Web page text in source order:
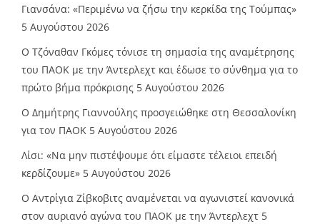
Γιανσάνα: «Περιμένω να ζήσω την κερκίδα της Τούμπας»
5 Αυγούστου 2026
Ο Τζόναθαν Γκόμες τόνισε τη σημασία της αναμέτρησης
του ΠΑΟΚ με την Άντερλεχτ και έδωσε το σύνθημα για το
πρώτο βήμα πρόκρισης 5 Αυγούστου 2026
Ο Δημήτρης Γιαννούλης προσγειώθηκε στη Θεσσαλονίκη
για τον ΠΑΟΚ 5 Αυγούστου 2026
Λίσι: «Να μην πιστέψουμε ότι είμαστε τέλειοι επειδή
κερδίζουμε» 5 Αυγούστου 2026
Ο Αντρίγια Ζίβκοβιτς αναμένεται να αγωνιστεί κανονικά
στον αυριανό αγώνα του ΠΑΟΚ με την Άντερλεχτ 5